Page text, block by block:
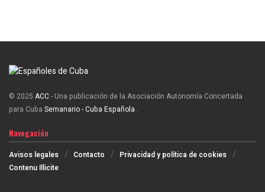
© 2025 ACC- Una publicación de la Asociación Autonomía Concertada
para Cuba Semanario - Cuba Española .
Navegación
Avisos legales Contacto
Privacidad y política de cookies
Contenu Illicite